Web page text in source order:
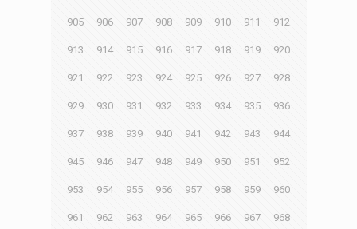
905 906 907 908 909 910 911 912
913 914 915 916 917 918 919 920
921 922 923 924 925 926 927 928
929 930 931 932 933 934 935 936
937 938 939 940 941 942 943 944
945 946 947 948 949 950 951 952
953 954 955 956 957 958 959 960
961 962 963 964 965 966 967 968